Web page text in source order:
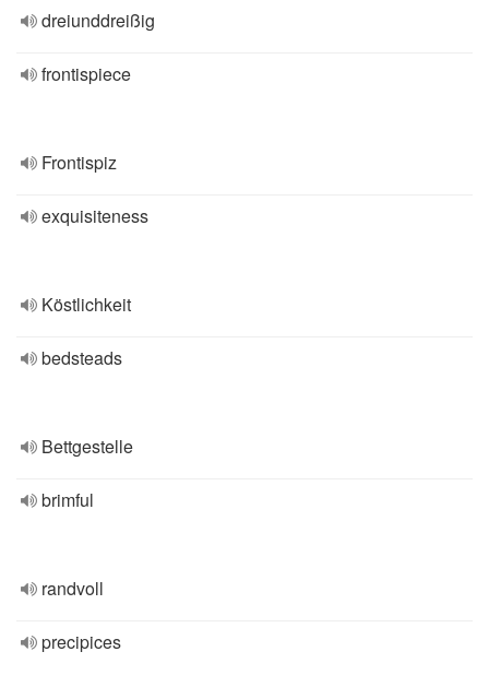
dreiunddreißig
frontispiece
Frontispiz
exquisiteness
Köstlichkeit
bedsteads
Bettgestelle
brimful
randvoll
precipices